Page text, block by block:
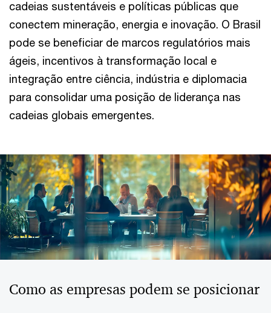
cadeias sustentáveis e políticas públicas que
conectem mineração, energia e inovação. O Brasil
pode se beneficiar de marcos regulatórios mais
ágeis, incentivos à transformação local e
integração entre ciência, indústria e diplomacia
para consolidar uma posição de liderança nas
cadeias globais emergentes.
Como as empresas podem se posicionar